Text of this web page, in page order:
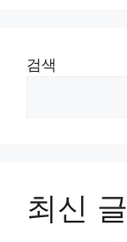
검색
최신 글